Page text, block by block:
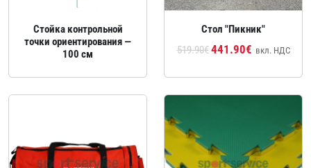
Стойка контрольной
точки ориентирования —
100 см
Стол "Пикник"
519.90€441.90€ вкл. НДС